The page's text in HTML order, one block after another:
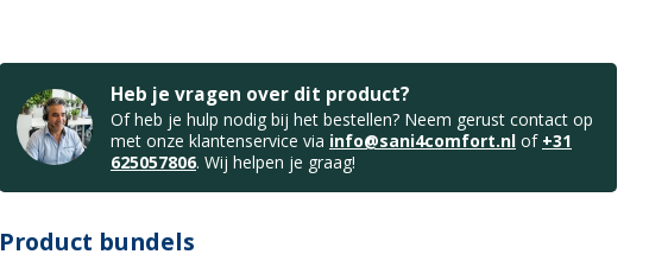
Heb je vragen over dit product?
Of heb je hulp nodig bij het bestellen? Neem gerust contact op
met onze klantenservice via info@sani4comfort.nl of +31
625057806. Wij helpen je graag!
Product bundels